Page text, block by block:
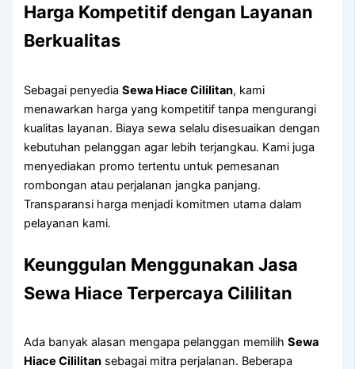
Harga Kompetitif dengan Layanan
Berkualitas
Sebagai penyediaSewa Hiace Cililitan, kami
menawarkan harga yang kompetitif tanpa mengurangi
kualitas layanan. Biaya sewa selalu disesuaikan dengan
kebutuhan pelanggan agar lebih terjangkau. Kami juga
menyediakan promo tertentu untuk pemesanan
rombongan atau perjalanan jangka panjang.
Transparansi harga menjadi komitmen utama dalam
pelayanan kami.
Keunggulan Menggunakan Jasa
Sewa Hiace Terpercaya Cililitan
Ada banyak alasan mengapa pelanggan memilihSewa
Hiace Cililitan sebagai mitra perjalanan. Beberapa